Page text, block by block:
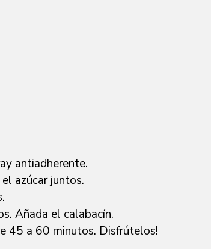
antiadherente.
azúcar juntos.
Añada el calabacín.
45 a 60 minutos. Disfrútelos!